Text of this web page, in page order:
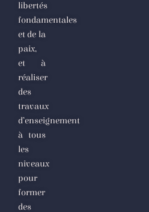
libertés
fondamentales
et de la
paix,
et à
réaliser
des
travaux
d’enseignement
à tous
les
niveaux
pour
former
des